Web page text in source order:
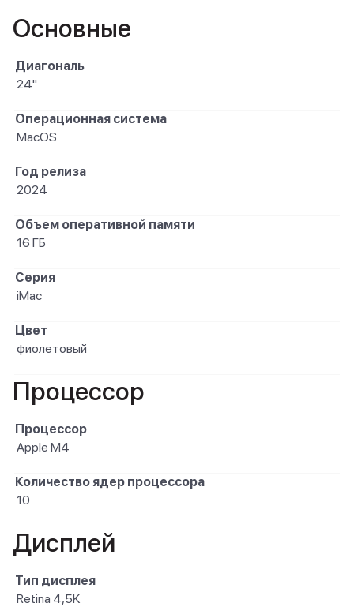
Основные
Диагональ
24"
Операционная система
MacOS
Год релиза
2024
Объем оперативной памяти
16 ГБ
Серия
iMac
Цвет
фиолетовый
Процессор
Процессор
Apple M4
Количество ядер процессора
10
Дисплей
Тип дисплея
Retina 4,5K